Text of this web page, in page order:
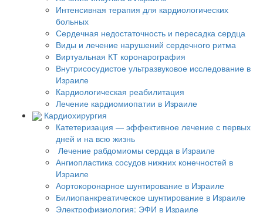
Интенсивная терапия для кардиологических
больных
Сердечная недостаточность и пересадка сердца
Виды и лечение нарушений сердечного ритма
Виртуальная КТ коронарография
Внутрисосудистое ультразвуковое исследование в
Израиле
Кардиологическая реабилитация
Лечение кардиомиопатии в Израиле
Кардиохирургия
Катетеризация — эффективное лечение с первых
дней и на всю жизнь
Лечение рабдомиомы сердца в Израиле
Ангиопластика сосудов нижних конечностей в
Израиле
Аортокоронарное шунтирование в Израиле
Билиопанкреатическое шунтирование в Израиле
Электрофизиология: ЭФИ в Израиле